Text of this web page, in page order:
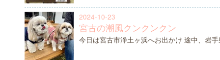
2024-10-23
宮古の潮風クンクンクン
今日は宮古市浄土ヶ浜へお出かけ 途中、岩